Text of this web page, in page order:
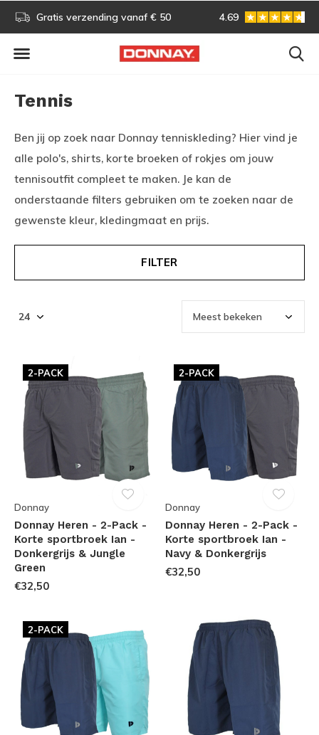
Gratis omruilen Vóór 13:00 uur besteld,
4.69
Tennis
Ben jij op zoek naar Donnay tenniskleding? Hier vind je
alle polo's, shirts, korte broeken of rokjes om jouw
tennisoutfit compleet te maken. Je kan de
onderstaande filters gebruiken om te zoeken naar de
gewenste kleur, kledingmaat en prijs.
FILTER
2-PACK
Donnay
Donnay Heren - 2-Pack -
Korte sportbroek Ian -
Donkergrijs & Jungle
Green
€32,50
2-PACK
Donnay
Donnay Heren - 2-Pack -
Korte sportbroek Ian -
Navy & Donkergrijs
€32,50
2-PACK